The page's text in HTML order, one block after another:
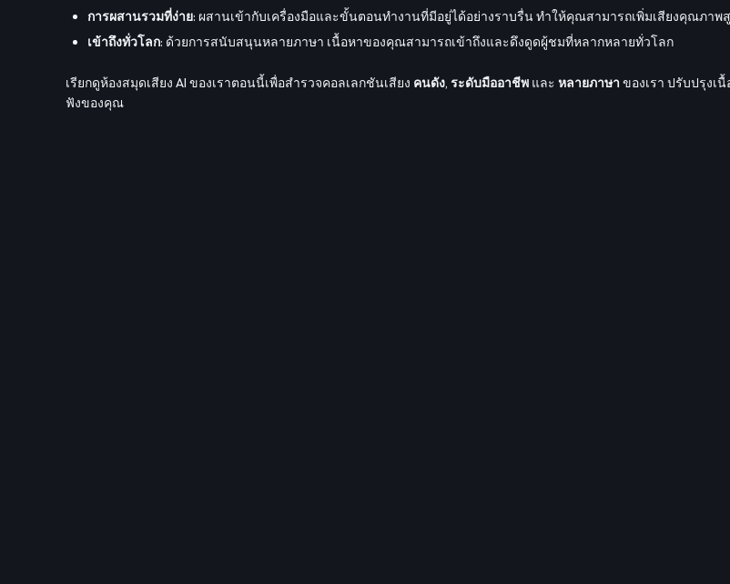
การผสานรวมที่ง่าย: ผสานเข้ากับเครื่องมือและขั้นตอนทำงานที่มีอยู่ได้อย่างราบรื่น ทำให้คุณสามารถเพิ่มเสียงคุณภา
เข้าถึงทั่วโลก: ด้วยการสนับสนุนหลายภาษา เนื้อหาของคุณสามารถเข้าถึงและดึงดูดผู้ชมที่หลากหลายทั่วโลก
เรียกดูห้องสมุดเสียง AI ของเราตอนนี้เพื่อสำรวจคอลเลกชันเสียง คนดัง, ระดับมืออาชีพ และ หลายภาษา ของเรา ปรับปรุงเ
ฟังของคุณ